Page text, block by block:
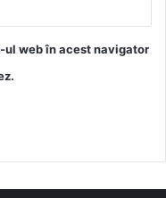
web în acest navigator